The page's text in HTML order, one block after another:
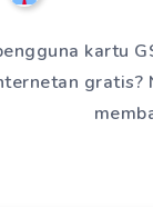
kartu
gratis?